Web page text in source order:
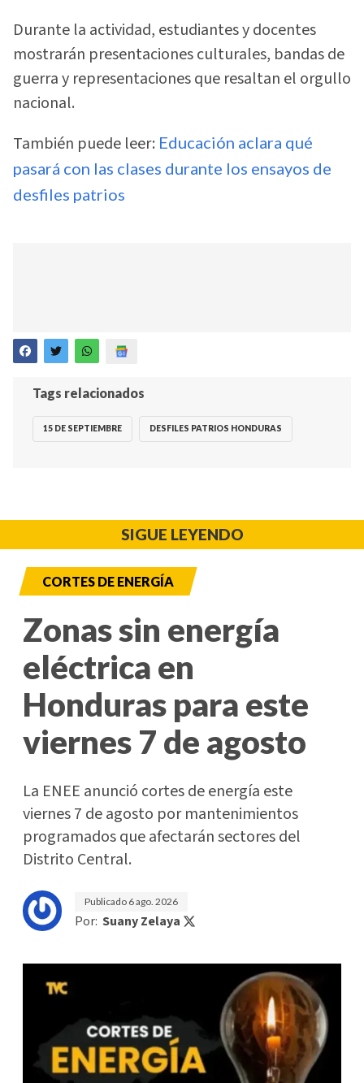
Durante la actividad, estudiantes y docentes
mostrarán presentaciones culturales, bandas de
guerra y representaciones que resaltan el orgullo
nacional.
También puede leer: Educación aclara qué
pasará con las clases durante los ensayos de
desfiles patrios
Tags relacionados
15 DE SEPTIEMBRE DESFILES PATRIOS HONDURAS
SIGUE LEYENDO
CORTES DE ENERGÍA
Zonas sin energía
eléctrica en
Honduras para este
viernes 7 de agosto
La ENEE anunció cortes de energía este
viernes 7 de agosto por mantenimientos
programados que afectarán sectores del
Distrito Central.
Publicado 6 ago. 2026
Por: Suany Zelaya